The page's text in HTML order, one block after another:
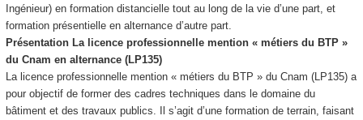
Ingénieur) en formation distancielle tout au long de la vie d’une part, et
formation présentielle en alternanced’autre part.
Présentation La licence professionnelle mention « métiers du BTP »
du Cnam en alternance(LP135)
La licence professionnelle mention « métiers du BTP » du Cnam (LP135) a
pour objectif de former des cadres techniques dans le domaine du
bâtiment et des travaux publics. Il s’agit d’une formation de terrain, faisant